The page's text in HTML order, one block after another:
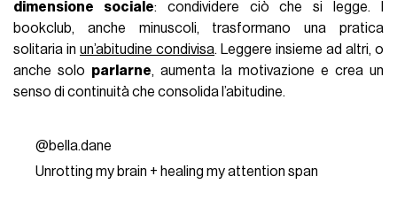
dimensione sociale: condividere ciò che si legge. I
bookclub, anche minuscoli, trasformano una pratica
solitaria inun’abitudine condivisa. Leggere insieme ad altri, o
anche solo parlarne, aumenta la motivazione e crea un
senso di continuità che consolida l’abitudine.
@bella.dane
Unrotting my brain + healing my attention span